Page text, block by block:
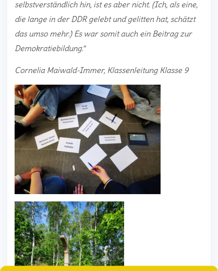
selbstverständlich hin, ist es aber nicht. (Ich, als eine,
die lange in der DDR gelebt und gelitten hat, schätzt
das umso mehr.) Es war somit auch ein Beitrag zur
Demokratiebildung.“
Cornelia Maiwald-Immer, Klassenleitung Klasse 9